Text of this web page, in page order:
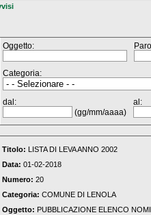
Oggetto:
Categoria:
dal:
(gg/mm/aaaa)
al:
Titolo: LISTA DI LEVA ANNO 2002
Data: 01-02-2018
Numero: 20
Categoria: COMUNE DI LENOLA
Oggetto: PUBBLICAZIONE ELENCO